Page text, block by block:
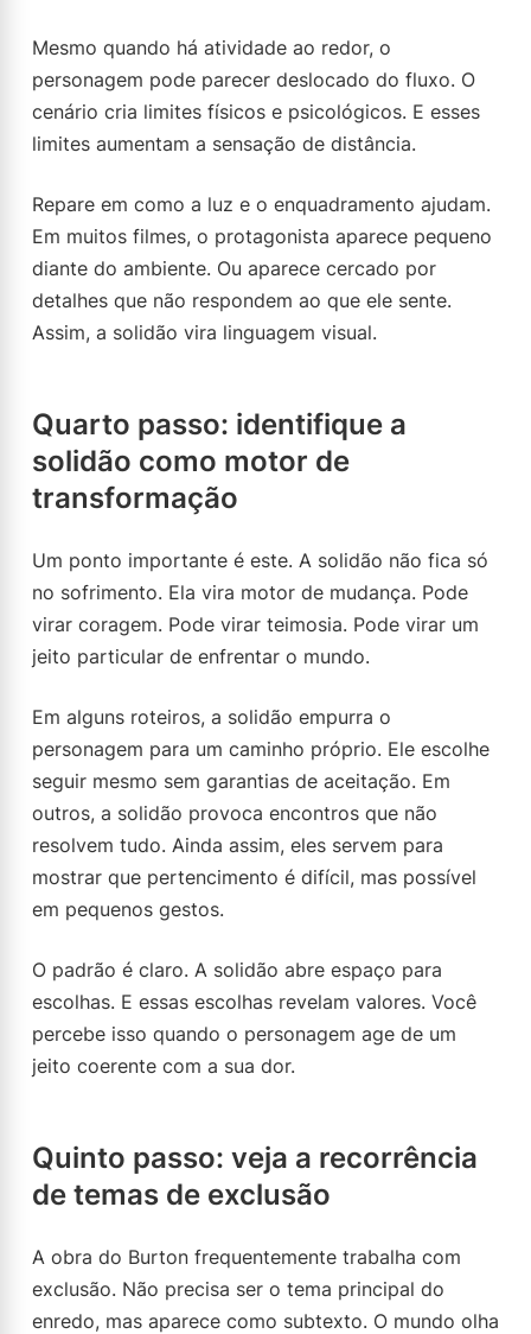
Mesmo quando há atividade ao redor, o
personagem pode parecer deslocado do fluxo. O
cenário cria limites físicos e psicológicos. E esses
limites aumentam a sensação de distância.
Repare em como a luz e o enquadramento ajudam.
Em muitos filmes, o protagonista aparece pequeno
diante do ambiente. Ou aparece cercado por
detalhes que não respondem ao que ele sente.
Assim, a solidão vira linguagem visual.
Quarto passo: identifique a
solidão como motor de
transformação
Um ponto importante é este. A solidão não fica só
no sofrimento. Ela vira motor de mudança. Pode
virar coragem. Pode virar teimosia. Pode virar um
jeito particular de enfrentar o mundo.
Em alguns roteiros, a solidão empurra o
personagem para um caminho próprio. Ele escolhe
seguir mesmo sem garantias de aceitação. Em
outros, a solidão provoca encontros que não
resolvem tudo. Ainda assim, eles servem para
mostrar que pertencimento é difícil, mas possível
em pequenos gestos.
O padrão é claro. A solidão abre espaço para
escolhas. E essas escolhas revelam valores. Você
percebe isso quando o personagem age de um
jeito coerente com a sua dor.
Quinto passo: veja a recorrência
de temas de exclusão
A obra do Burton frequentemente trabalha com
exclusão. Não precisa ser o tema principal do
enredo, mas aparece como subtexto. O mundo olha